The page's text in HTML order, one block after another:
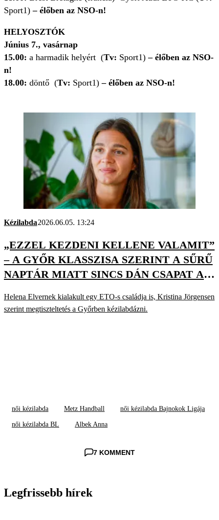
Sport1)– élőben az NSO-n!
HELYOSZTÓK
Június 7., vasárnap
15.00: a harmadik helyért (Tv: Sport1)– élőben az NSO-
n!
18.00: döntő (Tv: Sport1)– élőben az NSO-n!
Kézilabda2026.06.05. 13:24
„EZZEL KEZDENI KELLENE VALAMIT”
– A GYŐR KLASSZISA SZERINT A SŰRŰ
NAPTÁR MIATT SINCS DÁN CSAPAT A
Helena Elvernek kialakult egy ETO-s családja is, Kristina Jörgensen
szerint megtiszteltetés a Győrben kézilabdázni.
női kézilabda Metz Handball női kézilabda Bajnokok Ligája
női kézilabda BL Albek Anna
7 KOMMENT
Legfrissebb hírek